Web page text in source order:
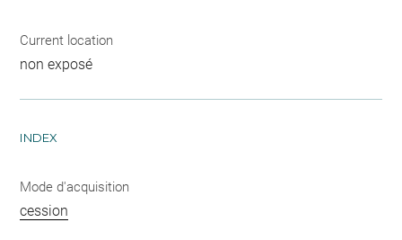
Current location
non exposé
INDEX
Mode d'acquisition
cession